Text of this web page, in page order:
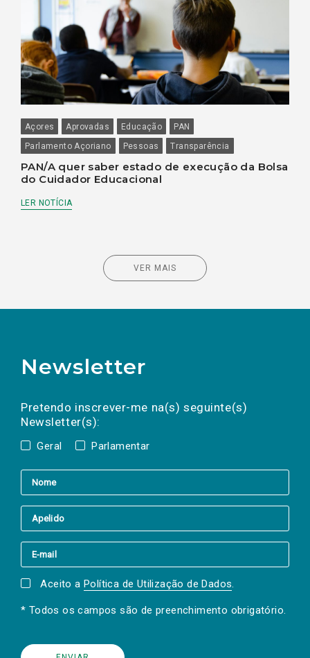
Açores Aprovadas Educação
PAN
Parlamento Açoriano
Pessoas Transparência
PAN/A quer saber estado de execução da Bolsa
do Cuidador Educacional
LER NOTÍCIA
VER MAIS
Newsletter
Pretendo inscrever-me na(s) seguinte(s)
Newsletter(s):
Geral Parlamentar
a(s) newsletter(s).
mail
Aceito a Política de Utilização de Dados.
* Todos os campos são de preenchimento obrigatório.